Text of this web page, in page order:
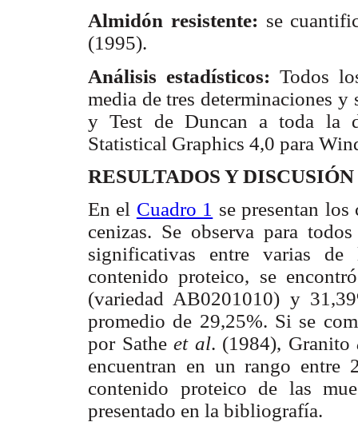
Almidón resistente: se
(1995).
Análisis estadísticos: Todos
media de tres determinaciones
y Test de Duncan a toda la
Statistical Graphics 4,0 para
RESULTADOS Y DISCUSIÓN
En el Cuadro 1 se presentan
cenizas. Se observa para
significativas entre varias
contenido proteico, se
(variedad AB0201010) y
promedio de 29,25%. Si se
por Satheet al. (1984), Granito
encuentran en un rango
contenido proteico de las
presentado en la bibliografía.